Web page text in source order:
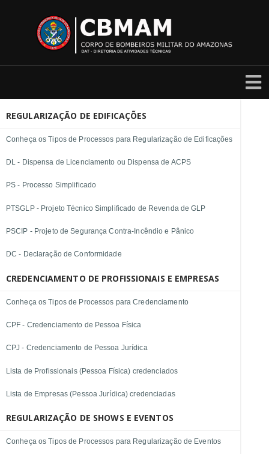
REGULARIZAÇÃO DE EDIFICAÇÕES
Conheça os Tipos de Processos para Regularização de Edificações
DL - Dispensa de Licenciamento ou Dispensa de ACPS
PS - Processo Simplificado
PTSGLP - Projeto Técnico Simplificado de Revenda de GLP
PSCIP - Projeto de Segurança Contra-Incêndio e Pânico
DC - Declaração de Conformidade
CREDENCIAMENTO DE PROFISSIONAIS E EMPRESAS
Conheça os Tipos de Processos para Credenciamento
CPF - Credenciamento de Pessoa Física
CPJ - Credenciamento de Pessoa Jurídica
Lista de Profissionais (Pessoa Física) credenciados
Lista de Empresas (Pessoa Jurídica) credenciadas
REGULARIZAÇÃO DE SHOWS E EVENTOS
Conheça os Tipos de Processos para Regularização de Eventos